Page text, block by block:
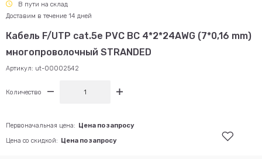
Кабель F/UTP cat.5e PVC BC 4*2*24AWG (7*0,16 mm)
многопроволочный STRANDED
Артикул: ut-00002542
В пути на склад
Доставим в течение 14 дней
Количество
Первоначальная цена: Цена по запросу
Цена со скидкой: Цена по запросу